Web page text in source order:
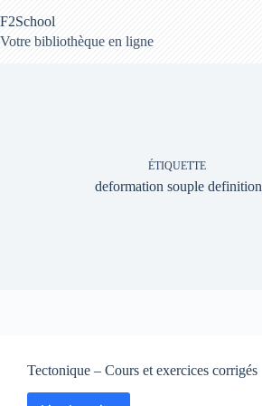
au
contenu
F2School
Votre bibliothèque en ligne
ÉTIQUETTE
deformation souple definition
Tectonique – Cours et exercices corrigés